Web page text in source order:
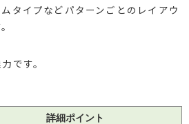
タイプなどパターンごとのレイアウ
です。
詳細ポイント